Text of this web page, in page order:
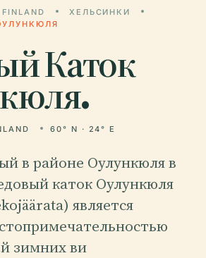
FINLAND
ХЕЛЬСИНКИ
Каток
60° N · 24° E
в районе Оулункюля в
каток Оулункюля
является
зимних ви